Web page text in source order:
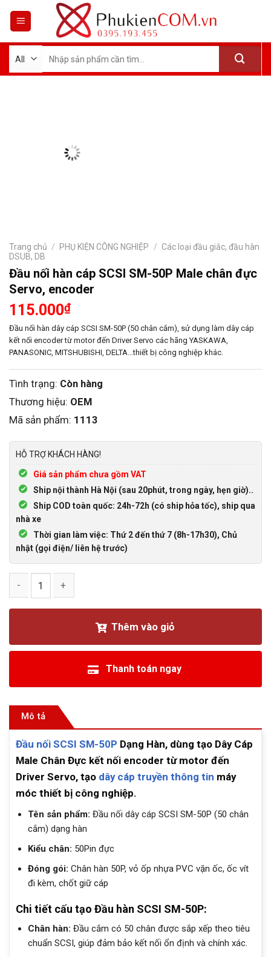
kiếm:
Trang chủ / PHỤ KIỆN CÔNG NGHIỆP / Các loại đầu giắc, đầu hàn
DSUB, DB
Đầu nối hàn cáp SCSI SM-50P Male chân đực
Servo, encoder
115.000₫
Đầu nối hàn dây cáp SCSI SM-50P (50 chân cắm), sử dụng làm dây cáp
kết nối encoder từ motor đến Driver Servo các hãng YASKAWA,
PANASONIC, MITSHUBISHI, DELTA…thiết bị công nghiệp khác.
Tình trạng: Còn hàng
Thương hiệu: OEM
Mã sản phẩm: 1113
HỖ TRỢ KHÁCH HÀNG!
Giá sản phẩm chưa gồm VAT
Ship nội thành Hà Nội (sau 20phút, trong ngày, hẹn giờ)..
Ship COD toàn quốc: 24h-72h (có ship hỏa tốc), ship qua
nhà xe
Thời gian làm việc: Thứ 2 đến thứ 7 (8h-17h30), Chủ
nhật (gọi điện/ liên hệ trước)
Thêm vào giỏ
Thanh toán ngay
Mô tả
Đầu nối SCSI SM-50P Dạng Hàn, dùng tạo Dây Cáp
Male Chân Đực kết nối encoder từ motor đến
Driver Servo, tạo dây cáp truyền thông tin máy
móc thiết bị công nghiệp.
Tên sản phẩm: Đầu nối dây cáp SCSI SM-50P (50 chân
cắm) dạng hàn
Kiểu chân: 50Pin đực
Đóng gói: Chân hàn 50P, vỏ ốp nhựa PVC vặn ốc, ốc vít
đi kèm, chốt giữ cáp
Chi tiết cấu tạo Đầu hàn SCSI SM-50P:
Chân hàn: Đầu cắm có 50 chân được sắp xếp theo tiêu
chuẩn SCSI, giúp đảm bảo kết nối ổn định và chính xác.